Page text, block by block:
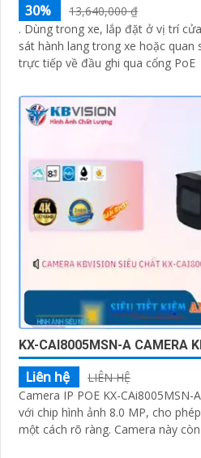
30%
13,640,000 ₫
. Dùng trong xe, lắp đặt ở vị trí cửa lên xuống, cabin, quan
sát hành lang trong xe hoặc quan sát
trực tiếp về đầu ghi qua cổng PoE
KX-CAI8005MSN-A CAMERA
Liên hệ
LIÊN HỆ
Camera IP POE KX-
với chip hình ảnh 8.0 MP, cho
một cách rõ ràng.